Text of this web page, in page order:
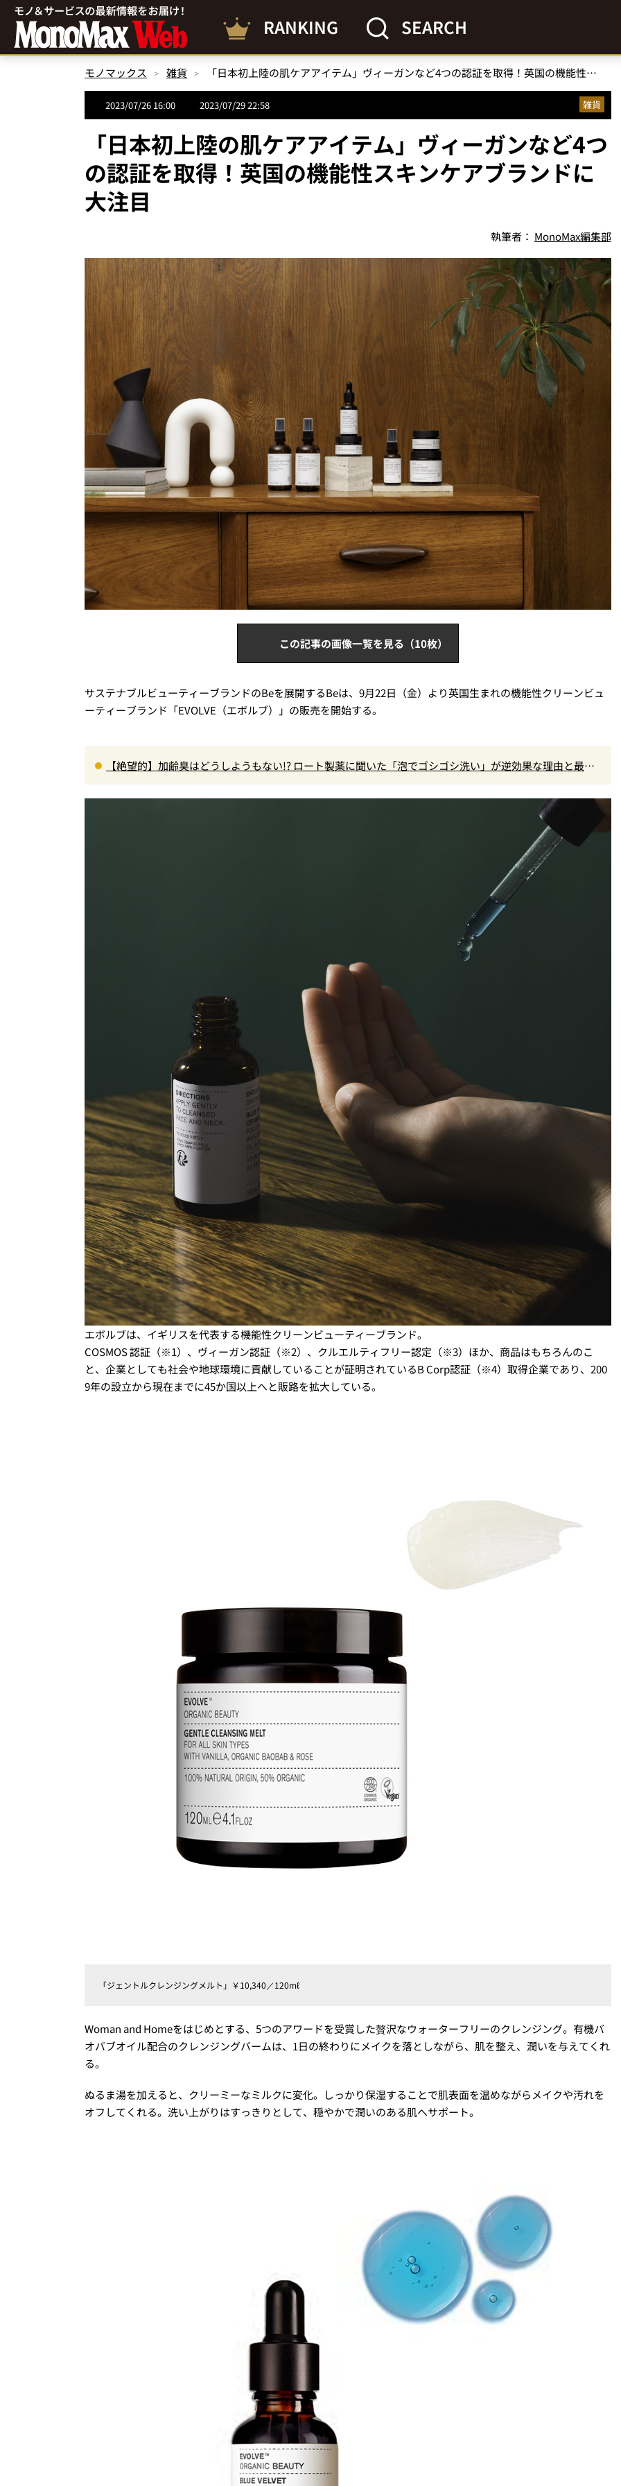
RANKING SEARCH
モノマックス 雑貨 「日本初上陸の肌ケアアイテム」ヴィーガンなど4つの認証を取得！英国の機能性スキンケアブランドに大注目
2023/07/26 16:00 2023/07/29 22:58 雑貨
「日本初上陸の肌ケアアイテム」ヴィーガンなど4つ
の認証を取得！英国の機能性スキンケアブランドに
大注目
執筆者： MonoMax編集部
この記事の画像一覧を見る（10枚）
サステナブルビューティーブランドのBeを展開するBeは、9月22日（金）より英国生まれの機能性クリーンビュ
ーティーブランド「EVOLVE（エボルブ）」の販売を開始する。
【絶望的】加齢臭はどうしようもない!? ロート製薬に聞いた「泡でゴシゴシ洗い」が逆効果な理由と最強
エボルブは、イギリスを代表する機能性クリーンビューティーブランド。
COSMOS 認証（※1）、ヴィーガン認証（※2）、クルエルティフリー認定（※3）ほか、商品はもちろんのこ
と、企業としても社会や地球環境に貢献していることが証明されているB Corp認証（※4）取得企業であり、200
9年の設立から現在までに45か国以上へと販路を拡大している。
「ジェントルクレンジングメルト」￥10,340／120mℓ
Woman and Homeをはじめとする、5つのアワードを受賞した贅沢なウォーターフリーのクレンジング。有機バ
オバブオイル配合のクレンジングバームは、1日の終わりにメイクを落としながら、肌を整え、潤いを与えてくれ
る。
ぬるま湯を加えると、クリーミーなミルクに変化。しっかり保湿することで肌表面を温めながらメイクや汚れを
オフしてくれる。洗い上がりはすっきりとして、穏やかで潤いのある肌へサポート。